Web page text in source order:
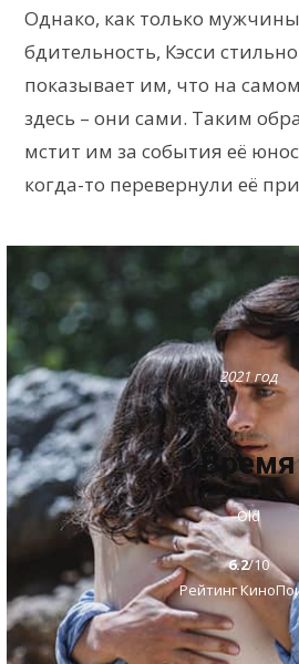
Однако, как только
бдительность, Кэсси
показывает им, что на
здесь – они сами. Таким
мстит им за события её
когда-то перевернули её
2021 год
Время
Old
6.2/10
Рейтинг